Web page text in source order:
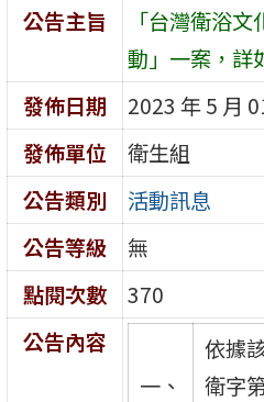
公告主旨
「台灣衛浴
動」一案，詳
發佈日期
2023 年 5 月
發佈單位
衛生組
公告類別
活動訊息
公告等級
無
點閱次數
370
公告內容
一、
依據
衛字